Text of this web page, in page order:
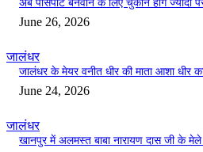
अब पासपोर्ट बनवाने के लिए चुकाने होंगे ज्यादा
June 26, 2026
जालंधर
जालंधर के मेयर वनीत धीर की माता आशा धीर
June 24, 2026
जालंधर
खानपुर में अलमस्त बाबा नारायण दास जी के मेले